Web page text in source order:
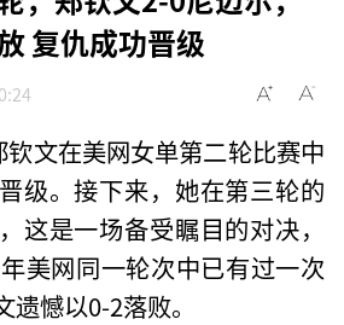
复仇成功晋级
钦文在美网女单第二轮比赛中
级。接下来，她在第三轮的
这是一场备受瞩目的对决，
美网同一轮次中已有过一次
憾以0-2落败。